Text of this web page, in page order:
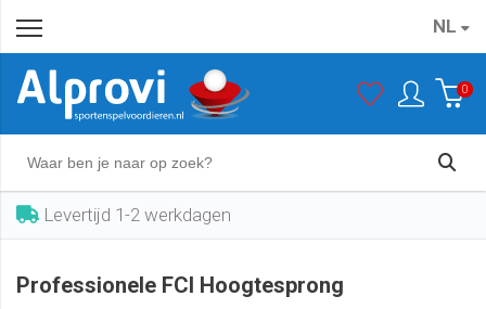
NL
0
Levertijd 1-2 werkdagen
Professionele FCI Hoogtesprong
€ 129,00